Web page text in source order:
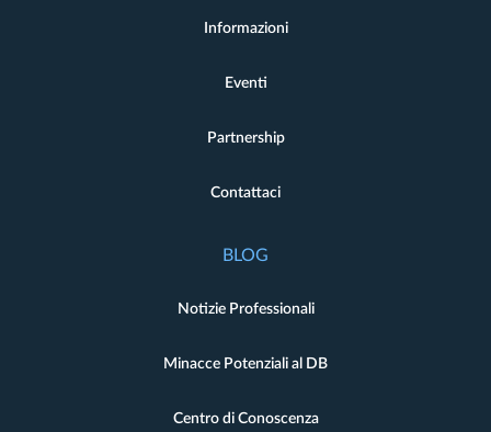
Informazioni
Eventi
Partnership
Contattaci
BLOG
Notizie Professionali
Minacce Potenziali al DB
Centro di Conoscenza